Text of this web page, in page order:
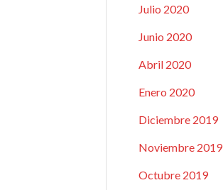
Julio 2020
Junio 2020
Abril 2020
Enero 2020
Diciembre 2019
Noviembre 2019
Octubre 2019